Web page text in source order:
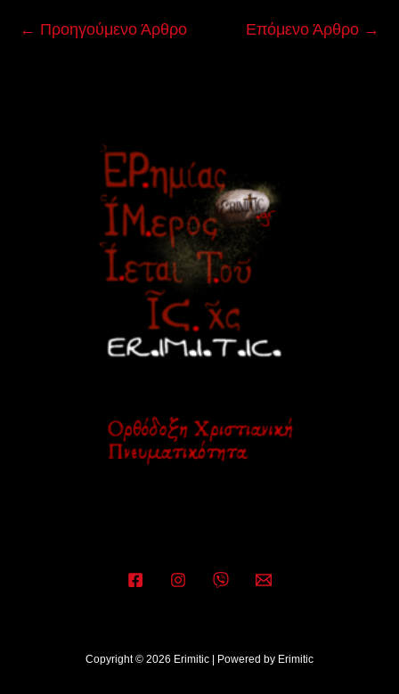
← Προηγούμενο Άρθρο Επόμενο Άρθρο →
Copyright © 2026 Erimitic | Powered by Erimitic